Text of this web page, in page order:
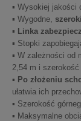
▪ Wysokiej jakości
▪ Wygodne,
▪ Linka
▪ Stopki
▪ W zależności od
2,54 m i
▪ Po złożeniu
ułatwia ich
▪ Szerokość
▪ Maksymalne